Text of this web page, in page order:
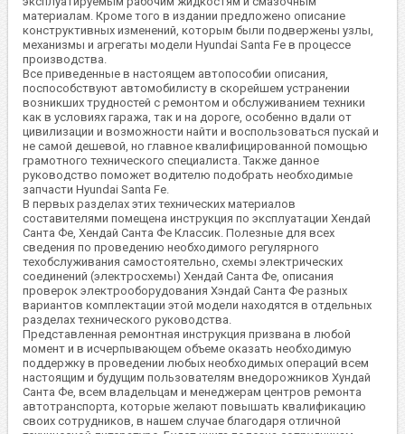
материалам. Кроме того в издании предложено описание
конструктивных изменений, которым были подвержены узлы,
механизмы и агрегаты модели Hyundai Santa Fe в процессе
производства.
Все приведенные в настоящем автопособии описания,
поспособствуют автомобилисту в скорейшем устранении
возникших трудностей с ремонтом и обслуживанием техники
как в условиях гаража, так и на дороге, особенно вдали от
цивилизации и возможности найти и воспользоваться пускай и
не самой дешевой, но главное квалифицированной помощью
грамотного технического специалиста. Также данное
руководство поможет водителю подобрать необходимые
запчасти Hyundai Santa Fe.
В первых разделах этих технических материалов
составителями помещена инструкция по эксплуатации Хендай
Санта Фе, Хендай Санта Фе Классик. Полезные для всех
сведения по проведению необходимого регулярного
техобслуживания самостоятельно, схемы электрических
соединений (электросхемы) Хендай Санта Фе, описания
проверок электрооборудования Хэндай Санта Фе разных
вариантов комплектации этой модели находятся в отдельных
разделах технического руководства.
Представленная ремонтная инструкция призвана в любой
момент и в исчерпывающем объеме оказать необходимую
поддержку в проведении любых необходимых операций всем
настоящим и будущим пользователям внедорожников Хундай
Санта Фе, всем владельцам и менеджерам центров ремонта
автотранспорта, которые желают повышать квалификацию
своих сотрудников, в нашем случае благодаря отличной